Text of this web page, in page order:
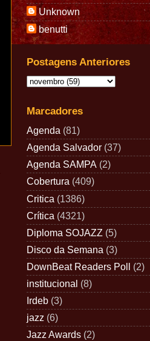
Unknown
benutti
Postagens Anteriores
Marcadores
Agenda (81)
Agenda Salvador (37)
Agenda SAMPA (2)
Cobertura (409)
Critica (1386)
Crítica (4321)
Diploma SOJAZZ (5)
Disco da Semana (3)
DownBeat Readers Poll (2)
institucional (8)
Irdeb (3)
jazz (6)
Jazz Awards (2)